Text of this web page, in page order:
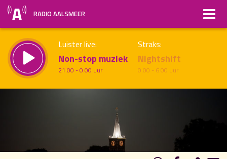
RADIO AALSMEER
Luister live:
Non-stop muziek
21.00 - 0.00 uur
Straks:
Nightshift
0.00 - 6.00 uur
uur 1 van 2 Volgend uur